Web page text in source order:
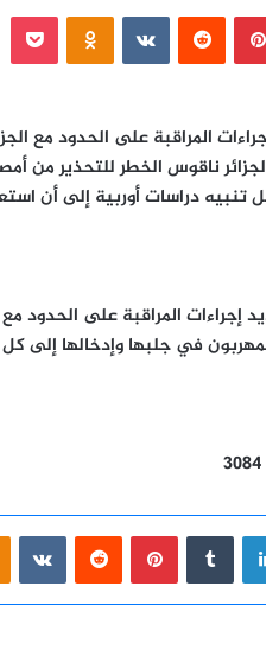
بينتيريست
المراقبة على الحدود مع
ناقوس الخطر للتحذير من
تنبيه دراسات أوربية إلى أن
إجراءات المراقبة على الحدود
في جلبها وإدخالها إلى كل
لينكدإن بينتيريست